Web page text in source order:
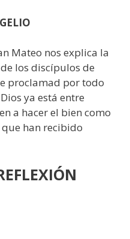
Mateo nos explica la
los discípulos de
proclamad por todo
ya está entre
a hacer el bien como
han recibido